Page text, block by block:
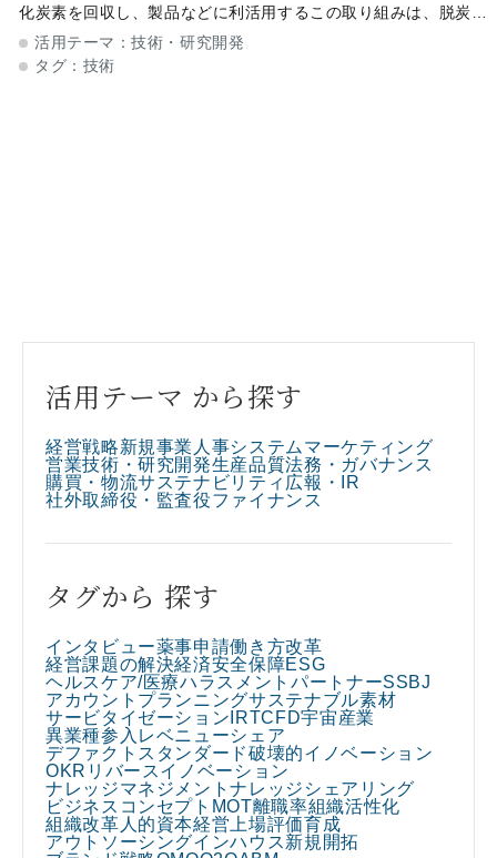
化炭素を回収し、製品などに利活用するこの取り組みは、脱炭素
社会の実現に向けて期待の集まる新たなモデルです。しかし、事
業化にはさまざまな
活用テーマ：技術・研究開発
タグ： 技術
活用テーマ から探す
経営戦略新規事業 人事システム マーケティング
営業技術・研究開発生産品質法務・ガバナンス
購買・物流サステナビリティ 広報・IR
社外取締役・監査役ファイナンス
タグから 探す
インタビュー薬事申請働き方改革
経営課題の解決経済安全保障ESG
ヘルスケア/医療ハラスメント パートナーSSBJ
アカウントプランニングサステナブル素材
サービタイゼーション IRTCFD宇宙産業
異業種参入 レベニューシェア
デファクトスタンダード破壊的イノベーション
OKR リバースイノベーション
ナレッジマネジメントナレッジシェアリング
ビジネスコンセプト MOT離職率組織活性化
組織改革 人的資本経営 上場評価育成
アウトソーシングインハウス新規開拓